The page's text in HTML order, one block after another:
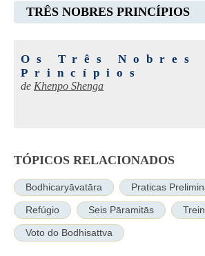
TRÊS NOBRES PRINCÍPIOS
Os Três Nobres
Princípios
de Khenpo Shenga
TÓPICOS RELACIONADOS
Bodhicaryāvatāra Praticas
Refúgio Seis Pāramitās
Voto do Bodhisattva